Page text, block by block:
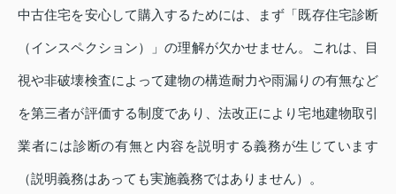
中古住宅を安心して購入するためには、まず「既存住宅診断
（インスペクション）」の理解が欠かせません。これは、目
視や非破壊検査によって建物の構造耐力や雨漏りの有無など
を第三者が評価する制度であり、法改正により宅地建物取引
業者には診断の有無と内容を説明する義務が生じています
（説明義務はあっても実施義務ではありません）。